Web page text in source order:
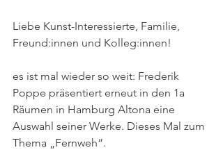
Liebe Kunst-Interessierte, Familie,
Freund:innen und Kolleg:innen!
es ist mal wieder so weit: Frederik
Poppe präsentiert erneut in den 1a
Räumen in Hamburg Altona eine
Auswahl seiner Werke. Dieses Mal zum
Thema „Fernweh“.